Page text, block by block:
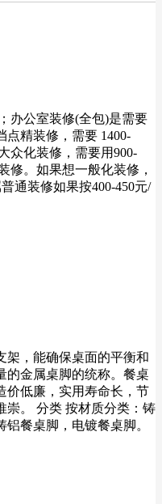
办公室装修(全包)是需要
点精装修，需要 1400-
众化装修，需要用900-
修。如果想一般化装修，
通装修如果按400-450元/
架，能确保桌面的平衡和
的金属桌脚的统称。餐桌
价低廉，实用寿命长，节
崇。 分类 按材质分类：铸
餐桌脚，电镀餐桌脚。